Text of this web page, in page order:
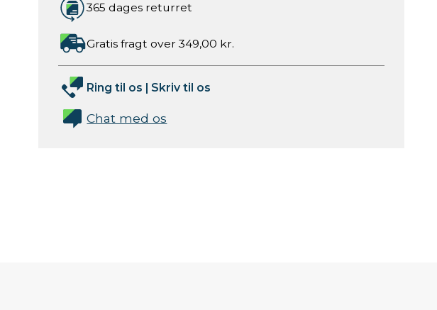
365 dages returret
Gratis fragt over 349,00 kr.
Ring til os | Skriv til os
Chat med os